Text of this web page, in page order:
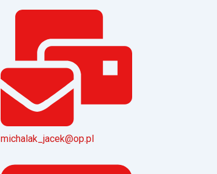
michalak_jacek@op.pl